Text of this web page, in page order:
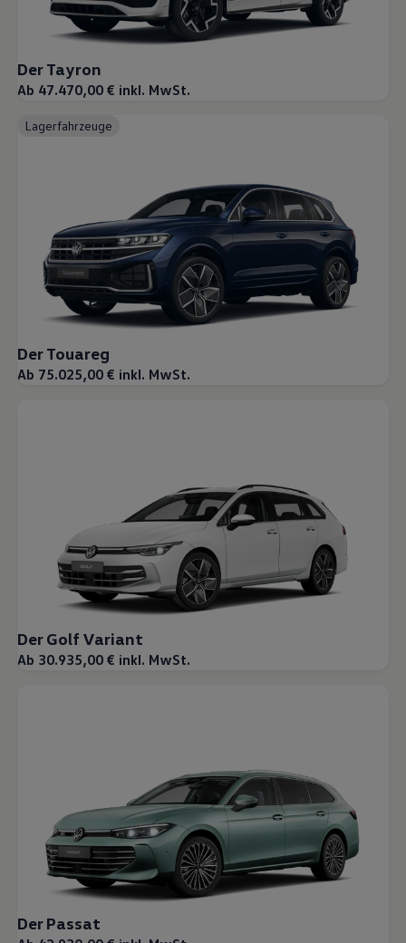
Der Tayron
Ab 47.470,00 € inkl. MwSt.
Lagerfahrzeuge
Der Touareg
Ab 75.025,00 € inkl. MwSt.
Der Golf Variant
Ab 30.935,00 € inkl. MwSt.
Der Passat